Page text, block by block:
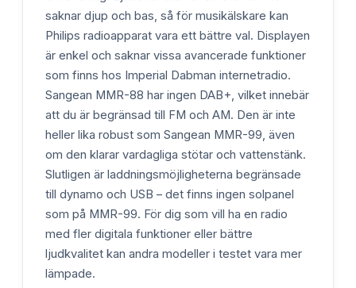
saknar djup och bas, så för musikälskare kan
Philips radioapparat vara ett bättre val. Displayen
är enkel och saknar vissa avancerade funktioner
som finns hos Imperial Dabman internetradio.
Sangean MMR-88 har ingen DAB+, vilket innebär
att du är begränsad till FM och AM. Den är inte
heller lika robust som Sangean MMR-99, även
om den klarar vardagliga stötar och vattenstänk.
Slutligen är laddningsmöjligheterna begränsade
till dynamo och USB – det finns ingen solpanel
som på MMR-99. För dig som vill ha en radio
med fler digitala funktioner eller bättre
ljudkvalitet kan andra modeller i testet vara mer
lämpade.